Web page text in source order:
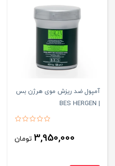
آمپول ضد ریزش موی هرژن بس
| BES HERGEN
3,950,000 تومان